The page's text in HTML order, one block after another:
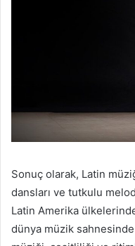
Sonuç olarak, Latin
dansları ve tutkulu
Latin Amerika
dünya müzik